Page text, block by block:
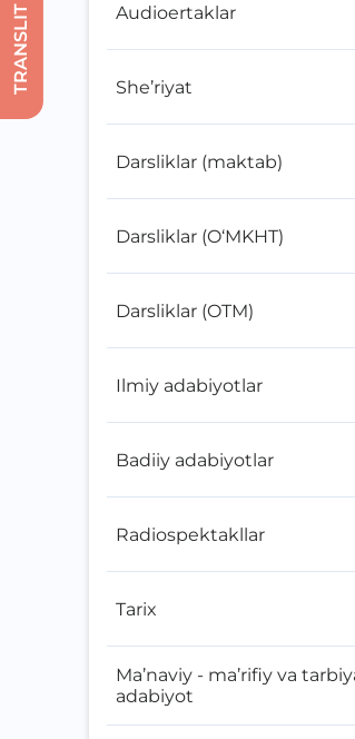
Audioertaklar
She’riyat
Darsliklar (maktab)
Darsliklar (O‘MKHT)
Darsliklar (OTM)
Ilmiy adabiyotlar
Badiiy adabiyotlar
Radiospektakllar
Tarix
Ma’naviy - ma’rifiy va tarbiyaviy
adabiyot
TRANSLIT